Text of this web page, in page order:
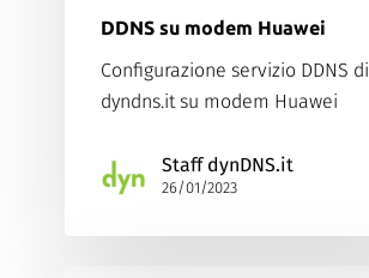
DDNS su modem Huawei
Configurazione servizio DDNS di
dyndns.it su modem Huawei
Staff dynDNS.it
26/01/2023